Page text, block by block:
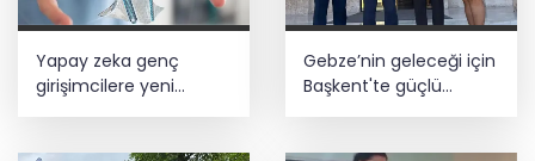
Yapay zeka genç
girişimcilere yeni
kapılar açıyor
Gebze’nin geleceği için
Başkent'te güçlü
temaslar